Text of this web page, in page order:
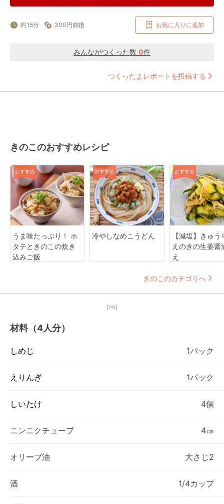
約15分 300円前後 お気に入りに追加
みんながつくった数 0件
つくったよレポートを投稿する
きのこのおすすめレシピ
おすすめ
うま味たっぷり！ ホ
タテときのこの炊き
込みご飯
おすすめ
冷やしなめこうどん
おすすめ
【減塩】きゅう
えのきの生姜醤
え
きのこのカテゴリへ
【PR】
材料（4人分）
しめじ 1パック
えりんぎ 1パック
しいたけ 4個
ニンニクチューブ 4㎝
オリーブ油 大さじ2
酒 1/4カップ